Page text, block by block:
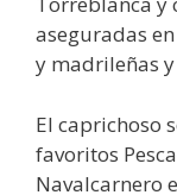
aseguradas
y madrileñas
El caprichoso
favoritos
Navalcarnero